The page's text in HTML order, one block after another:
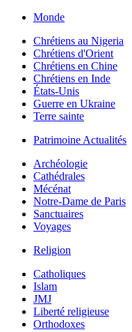
Monde
Chrétiens au Nigeria
Chrétiens d'Orient
Chrétiens en Chine
Chrétiens en Inde
États-Unis
Guerre en Ukraine
Terre sainte
Patrimoine Actualités
Archéologie
Cathédrales
Mécénat
Notre-Dame de Paris
Sanctuaires
Voyages
Religion
Catholiques
Islam
JMJ
Liberté religieuse
Orthodoxes